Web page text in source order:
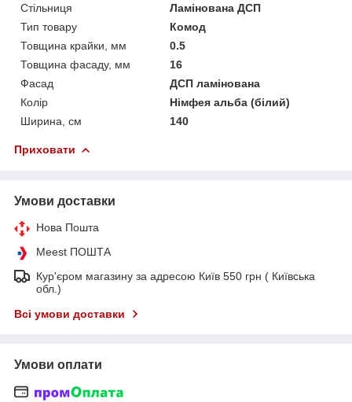
Стільниця
Ламінована ДСП
Тип товару
Комод
Товщина крайки, мм
0.5
Товщина фасаду, мм
16
Фасад
ДСП ламінована
Колір
Німфея альба (білий)
Ширина, см
140
Приховати
Умови доставки
Нова Пошта
Meest ПОШТА
Кур'єром магазину за адресою Київ 550 грн ( Київська
обл.)
Всі умови доставки
Умови оплати